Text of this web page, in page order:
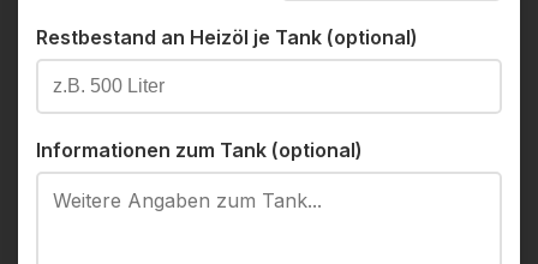
Restbestand an Heizöl je Tank (optional)
Informationen zum Tank (optional)